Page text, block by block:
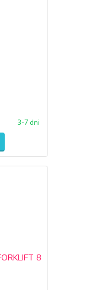
3-7 dni